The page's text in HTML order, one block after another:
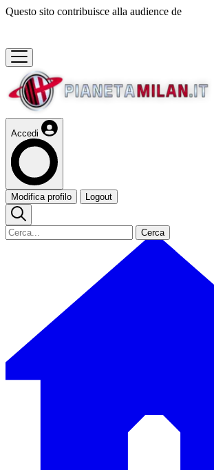
Questo sito contribuisce alla audience de
Accedi
Modifica profilo Logout
Cerca